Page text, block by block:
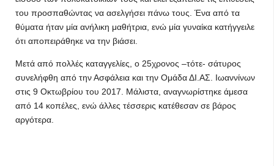
του προσπαθώντας να ασελγήσει πάνω τους. Ένα από τα
θύματα ήταν μία ανήλικη μαθήτρια, ενώ μία γυναίκα κατήγγειλε
ότι αποπειράθηκε να την βιάσει.
Μετά από πολλές καταγγελίες, ο 25χρονος –τότε- σάτυρος
συνελήφθη από την Ασφάλεια και την Ομάδα ΔΙ.ΑΣ. Ιωαννίνων
στις 9 Οκτωβρίου του 2017. Μάλιστα, αναγνωρίστηκε άμεσα
από 14 κοπέλες, ενώ άλλες τέσσερις κατέθεσαν σε βάρος
αργότερα.